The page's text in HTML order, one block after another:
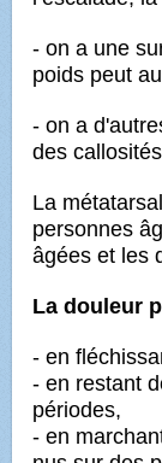
- on a une
poids peut
- on a
des
La
personnes
âgées et les
La douleur
- en
- en restant
périodes,
- en